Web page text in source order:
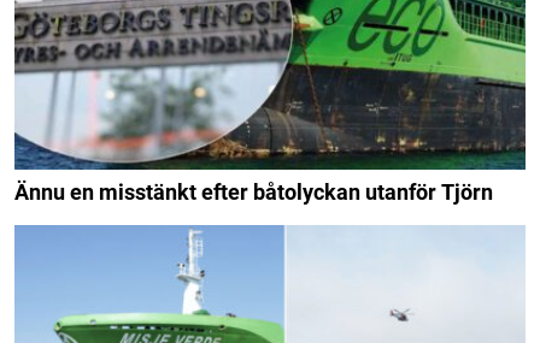
Ännu en misstänkt efter båtolyckan utanför Tjörn